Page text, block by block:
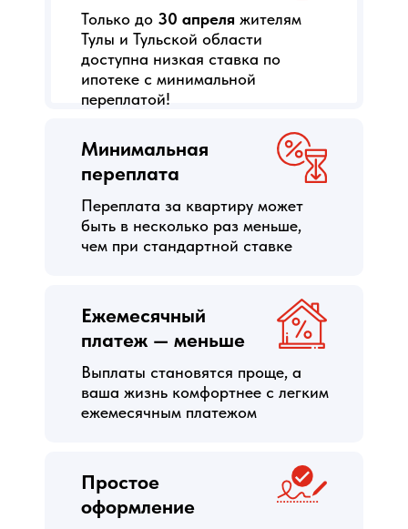
Только до 30 апреля жителям
Тулы и Тульской области
доступна низкая ставка по
ипотеке с минимальной
переплатой!
Минимальная
переплата
Переплата за квартиру может
быть в несколько раз меньше,
чем при стандартной ставке
Ежемесячный
платеж — меньше
Выплаты становятся проще, а
ваша жизнь комфортнее с легким
ежемесячным платежом
Простое
оформление